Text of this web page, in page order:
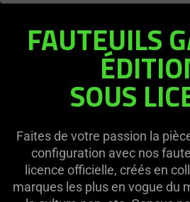
FAUTEUILS
SOUS
Faites de votre passion la
configuration avec nos
licence officielle, créés en
marques les plus en vogue du